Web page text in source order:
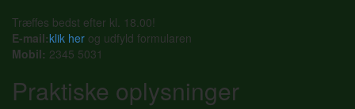
Træffes bedst efter kl. 18.00!
E-mail:klik her og udfyld formularen
Mobil: 2345 5031
Praktiske oplysninger